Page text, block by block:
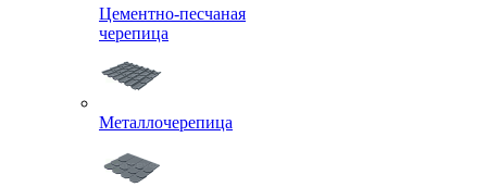
Цементно-песчаная
черепица
Металлочерепица